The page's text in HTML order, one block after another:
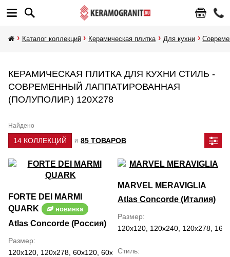
Каталог коллекций Керамическая плитка Для кухни
КЕРАМИЧЕСКАЯ ПЛИТКА ДЛЯ КУХНИ СТИЛЬ -
СОВРЕМЕННЫЙ ЛАППАТИРОВАННАЯ
(ПОЛУПОЛИР.) 120Х278
Найдено
14 КОЛЛЕКЦИЙ и 85 ТОВАРОВ
FORTE DEI MARMI
QUARK
новинка
Atlas Concorde (Россия)
Размер
120x120, 120x278, 60x120, 60x60, 80x160, 80x80
MARVEL MERAVIGLIA
Atlas Concorde (Италия)
Размер
120x120, 120x240, 120x278,
Стиль